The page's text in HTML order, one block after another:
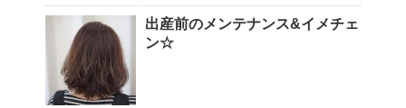
出産前のメンテナンス&イメチェ
ン☆